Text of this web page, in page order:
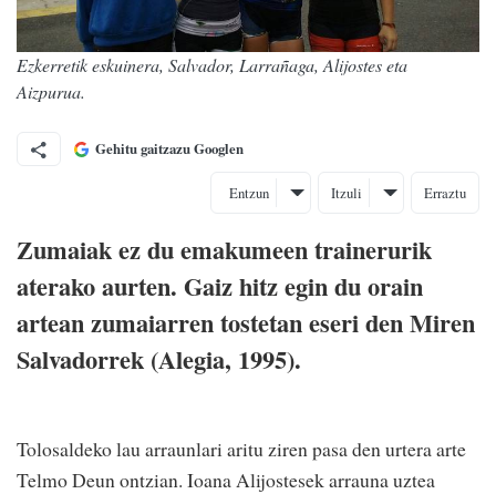
Ezkerretik eskuinera, Salvador, Larrañaga, Alijostes eta
Aizpurua.
Gehitu gaitzazu Googlen
Entzun Itzuli Erraztu
Zumaiak ez du emakumeen trainerurik
aterako aurten. Gaiz hitz egin du orain
artean zumaiarren tostetan eseri den Miren
Salvadorrek (Alegia, 1995).
Tolosaldeko lau arraunlari aritu ziren pasa den urtera arte
Telmo Deun ontzian. Ioana Alijostesek arrauna uztea